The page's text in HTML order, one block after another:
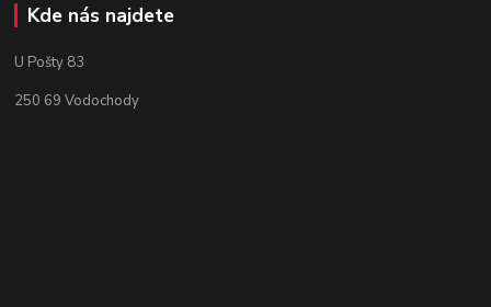
Kde nás najdete
U Pošty 83
250 69 Vodochody